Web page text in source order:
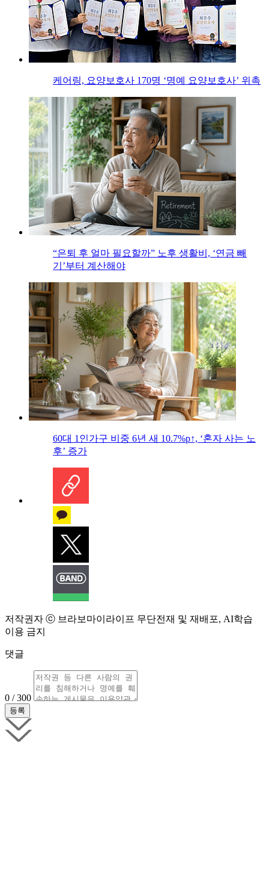
케어링, 요양보호사 170명 ‘명예 요양보호사’ 위촉
“은퇴 후 얼마 필요할까” 노후 생활비, ‘연금 빼
기’부터 계산해야
60대 1인가구 비중 6년 새 10.7%p↑, ‘혼자 사는 노
후’ 증가
저작권자 ⓒ 브라보마이라이프 무단전재 및 재배포, AI학습
이용 금지
댓글
0 / 300